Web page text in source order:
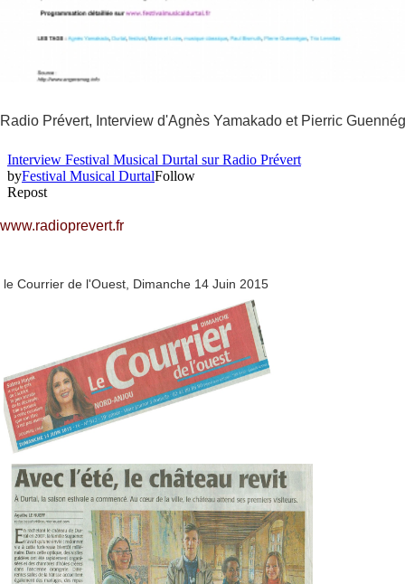
Radio Prévert, Interview d'Agnès Yamakado et Pierric
www.radioprevert.fr
le Courrier de l'Ouest, Dimanche 14 Juin 2015